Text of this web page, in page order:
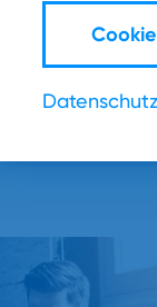
und Daten